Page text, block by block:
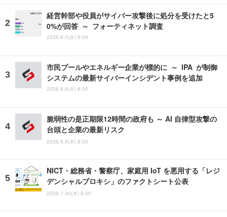
経営幹部や役員がサイバー攻撃後に処分を受けたと5
0%が回答 ～ フォーティネット調査
2026.8.5(水) 8:00
市民プールやエネルギー企業が標的に ～ IPA が制御
システムの最新サイバーインシデント事例を追加
2026.8.6(木) 8:00
脆弱性の是正期限12時間の政府も ～ AI 自律型攻撃の
台頭と企業の最新リスク
2026.8.6(木) 8:00
NICT・総務省・警察庁、家庭用 IoT を悪用する「レジ
デンシャルプロキシ」のファクトシート公表
2026.7.30(木) 8:00